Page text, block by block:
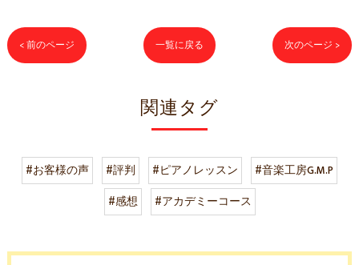
< 前のページ 一覧に戻る 次のページ >
関連タグ
#お客様の声 #評判 #ピアノレッスン
#音楽工房G.M.P
#感想
#アカデミーコース